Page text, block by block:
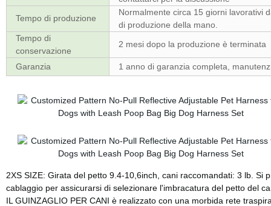
Tempo di produzione
Normalmente circa 15 giorni lavorativi
di produzione della mano.
Tempo di
conservazione
2 mesi dopo la produzione è terminata
Garanzia 1 anno di garanzia completa,
2XS SIZE: Girata del petto 9.4-10,6inch, cani raccomandati: 3 lb.
cablaggio per assicurarsi di selezionare l'imbracatura del petto del
IL GUINZAGLIO PER CANI è realizzato con una morbida rete